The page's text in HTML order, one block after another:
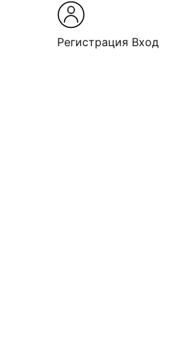
Регистрация Вход